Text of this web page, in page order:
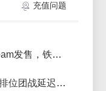
充值问题
机甲射击《铁砂》8月21日Steam发售，铁砂联机国内玩家加速方案
在国外玩英雄联盟怀旧模式，排位团战延迟高用什么加速器